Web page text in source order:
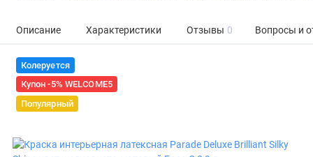
Описание Характеристики Отзывы 0 Вопросы и
Колеруется
Купон -5% WELCOME5
Популярный